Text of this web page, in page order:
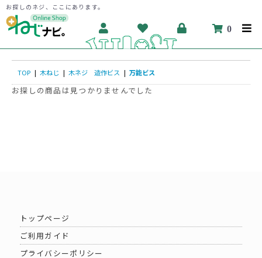
お探しのネジ、ここにあります。
0
TOP | 木ねじ | 木ネジ 造作ビス | 万能ビス
お探しの商品は見つかりませんでした
トップページ
ご利用ガイド
プライバシーポリシー